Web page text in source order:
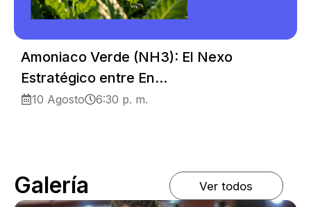
Amoniaco Verde (NH3): El Nexo
Estratégico entre En...
10 Agosto 6:30 p. m.
Galería Ver todos